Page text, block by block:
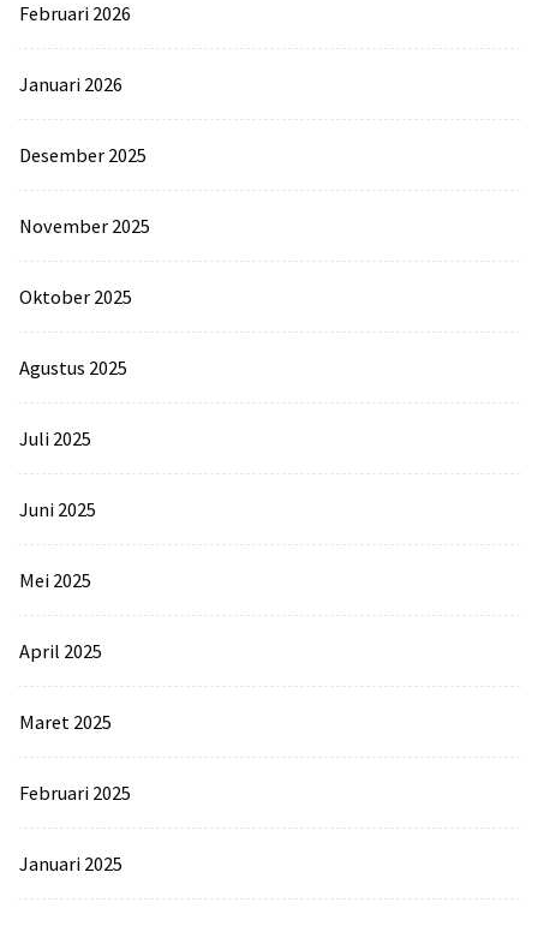
Februari 2026
Januari 2026
Desember 2025
November 2025
Oktober 2025
Agustus 2025
Juli 2025
Juni 2025
Mei 2025
April 2025
Maret 2025
Februari 2025
Januari 2025